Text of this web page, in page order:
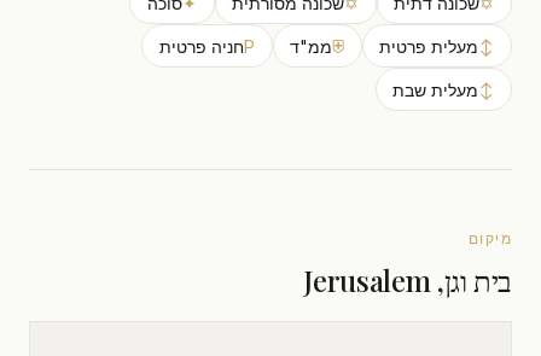
↕מעלית פרטית ⛨ממ"ד Pחניה פרטית
↕מעלית שבת
מיקום
בית וגן, Jerusalem